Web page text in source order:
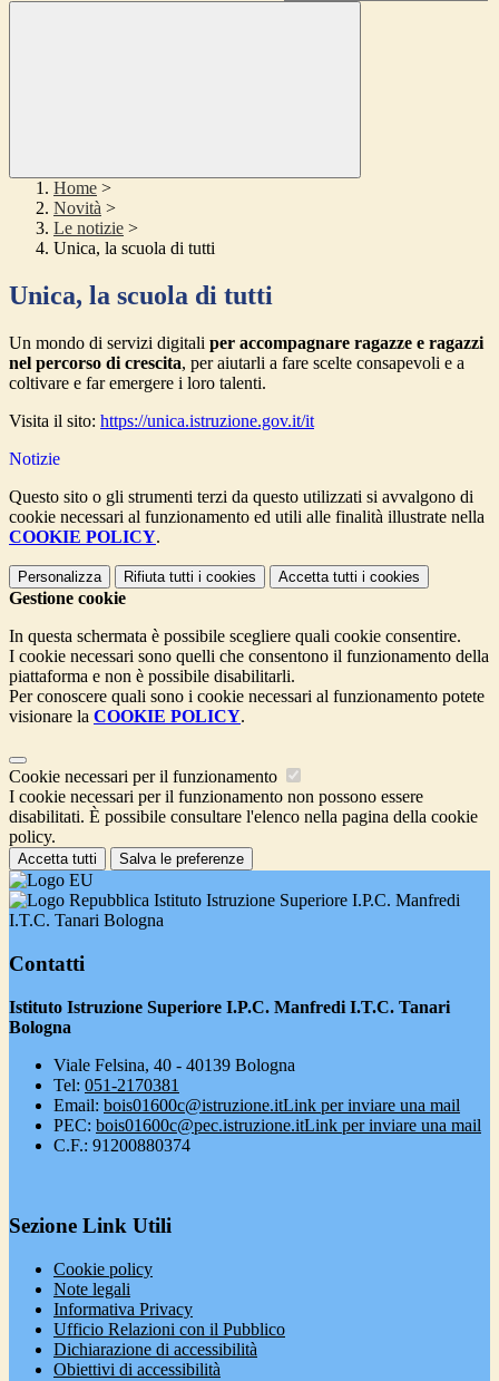
Home >
Novità >
Le notizie >
Unica, la scuola di tutti
Unica, la scuola di tutti
Un mondo di servizi digitali per accompagnare ragazze e ragazzi
nel percorso di crescita, per aiutarli a fare scelte consapevoli e a
coltivare e far emergere i loro talenti.
Visita il sito: https://unica.istruzione.gov.it/it
Notizie
Questo sito o gli strumenti terzi da questo utilizzati si avvalgono di
cookie necessari al funzionamento ed utili alle finalità illustrate nella
COOKIE POLICY.
Personalizza Rifiuta tutti i cookies Accetta tutti i cookies
Gestione cookie
In questa schermata è possibile scegliere quali cookie consentire.
I cookie necessari sono quelli che consentono il funzionamento della
piattaforma e non è possibile disabilitarli.
Per conoscere quali sono i cookie necessari al funzionamento potete
visionare la COOKIE POLICY.
Cookie necessari per il funzionamento
I cookie necessari per il funzionamento non possono essere
disabilitati. È possibile consultare l'elenco nella pagina della cookie
policy.
Accetta tutti Salva le preferenze
Istituto Istruzione Superiore I.P.C. Manfredi
I.T.C. Tanari Bologna
Contatti
Istituto Istruzione Superiore I.P.C. Manfredi I.T.C. Tanari
Bologna
Viale Felsina, 40 - 40139 Bologna
Tel: 051-2170381
Email: bois01600c@istruzione.itLink per inviare una mail
PEC: bois01600c@pec.istruzione.itLink per inviare una mail
C.F.: 91200880374
Sezione Link Utili
Cookie policy
Note legali
Informativa Privacy
Ufficio Relazioni con il Pubblico
Dichiarazione di accessibilità
Obiettivi di accessibilità